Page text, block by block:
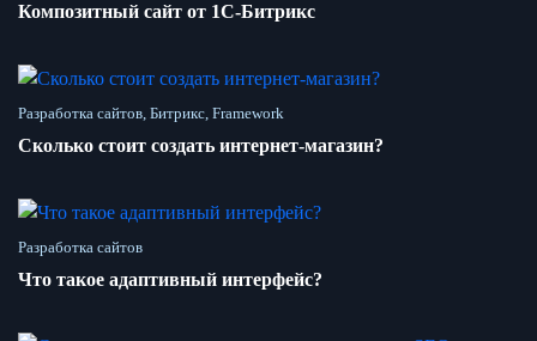
Композитный сайт от 1С-Битрикс
Разработка сайтов, Битрикс, Framework
Сколько стоит создать интернет-магазин?
Разработка сайтов
Что такое адаптивный интерфейс?